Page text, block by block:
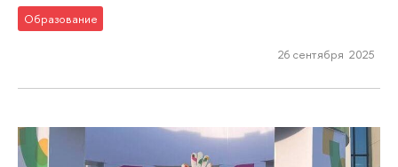
Образование
26 сентября 2025